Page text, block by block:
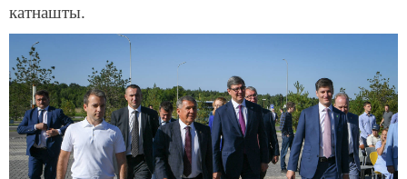
катнашты.